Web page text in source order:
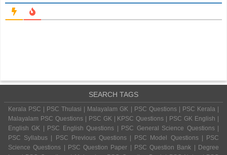
SEARCH TAGS
Kerala PSC | PSC Thulasi | Malayalam GK | PSC Questions | PSC Kerala |
Malayalam PSC Questions | PSC GK | KPSC Questions | PSC GK English |
English GK | PSC English Questions | PSC General Science Questions |
PSC Syllabus | PSC Previous Questions | PSC Model Questions | PSC
Science Questions | PSC Question Paper | PSC Question Bank | Degree